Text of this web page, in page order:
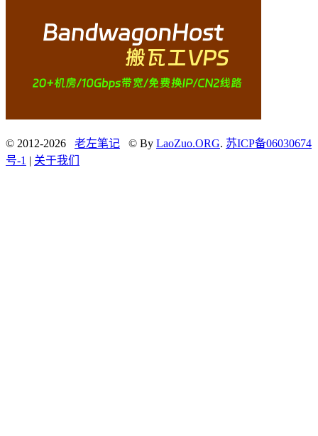
© 2012-2026 老左笔记 © By LaoZuo.ORG. 苏ICP备06030674
号-1 | 关于我们